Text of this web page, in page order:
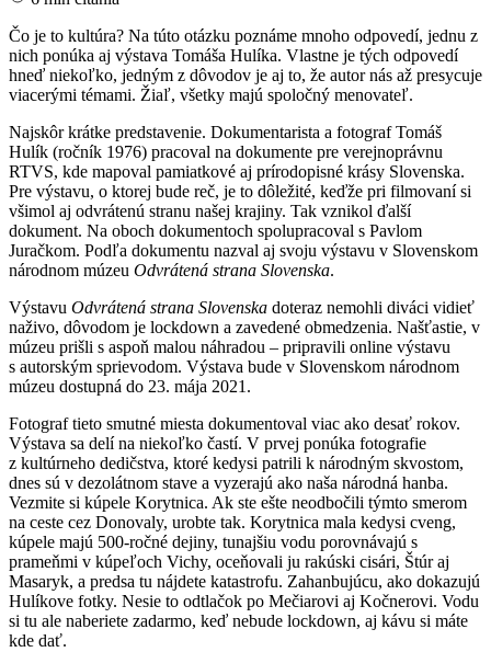
Čo je to kultúra? Na túto otázku poznáme mnoho odpovedí, jednu z
nich ponúka aj výstava Tomáša Hulíka. Vlastne je tých odpovedí
hneď niekoľko, jedným z dôvodov je aj to, že autor nás až presycuje
viacerými témami. Žiaľ, všetky majú spoločný menovateľ.
Najskôr krátke predstavenie. Dokumentarista a fotograf Tomáš
Hulík (ročník 1976) pracoval na dokumente pre verejnoprávnu
RTVS, kde mapoval pamiatkové aj prírodopisné krásy Slovenska.
Pre výstavu, o ktorej bude reč, je to dôležité, keďže pri filmovaní si
všimol aj odvrátenú stranu našej krajiny. Tak vznikol ďalší
dokument. Na oboch dokumentoch spolupracoval s Pavlom
Juračkom. Podľa dokumentu nazval aj svoju výstavu v Slovenskom
národnom múzeu Odvrátená strana Slovenska.
Výstavu Odvrátená strana Slovenska doteraz nemohli diváci vidieť
naživo, dôvodom je lockdown a zavedené obmedzenia. Našťastie, v
múzeu prišli s aspoň malou náhradou – pripravili online výstavu
s autorským sprievodom. Výstava bude v Slovenskom národnom
múzeu dostupná do 23. mája 2021.
Fotograf tieto smutné miesta dokumentoval viac ako desať rokov.
Výstava sa delí na niekoľko častí. V prvej ponúka fotografie
z kultúrneho dedičstva, ktoré kedysi patrili k národným skvostom,
dnes sú v dezolátnom stave a vyzerajú ako naša národná hanba.
Vezmite si kúpele Korytnica. Ak ste ešte neodbočili týmto smerom
na ceste cez Donovaly, urobte tak. Korytnica mala kedysi cveng,
kúpele majú 500-ročné dejiny, tunajšiu vodu porovnávajú s
prameňmi v kúpeľoch Vichy, oceňovali ju rakúski cisári, Štúr aj
Masaryk, a predsa tu nájdete katastrofu. Zahanbujúcu, ako dokazujú
Hulíkove fotky. Nesie to odtlačok po Mečiarovi aj Kočnerovi. Vodu
si tu ale naberiete zadarmo, keď nebude lockdown, aj kávu si máte
kde dať.